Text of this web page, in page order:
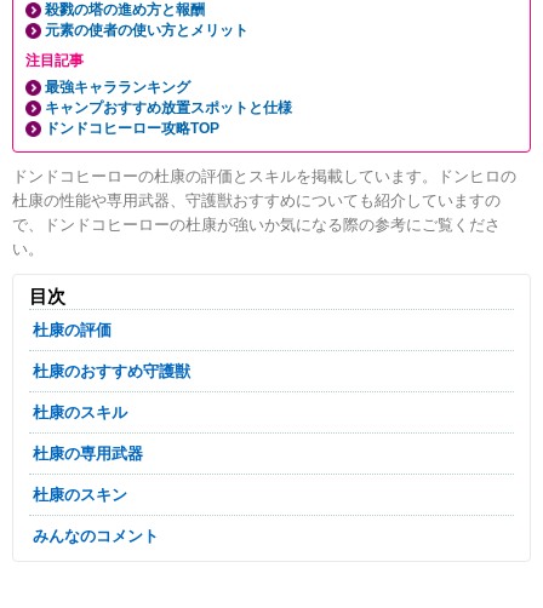
殺戮の塔の進め方と報酬
元素の使者の使い方とメリット
注目記事
最強キャラランキング
キャンプおすすめ放置スポットと仕様
ドンドコヒーロー攻略TOP
ドンドコヒーローの杜康の評価とスキルを掲載しています。ドンヒロの
杜康の性能や専用武器、守護獣おすすめについても紹介していますの
で、ドンドコヒーローの杜康が強いか気になる際の参考にご覧くださ
い。
目次
杜康の評価
杜康のおすすめ守護獣
杜康のスキル
杜康の専用武器
杜康のスキン
みんなのコメント